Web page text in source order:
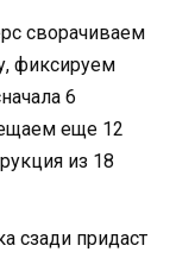
сворачиваем
фиксируем
6
еще 12
из 18
сзади придаст